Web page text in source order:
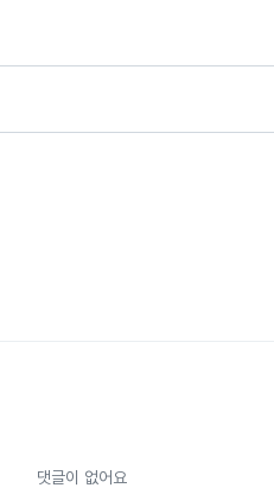
댓글이 없어요